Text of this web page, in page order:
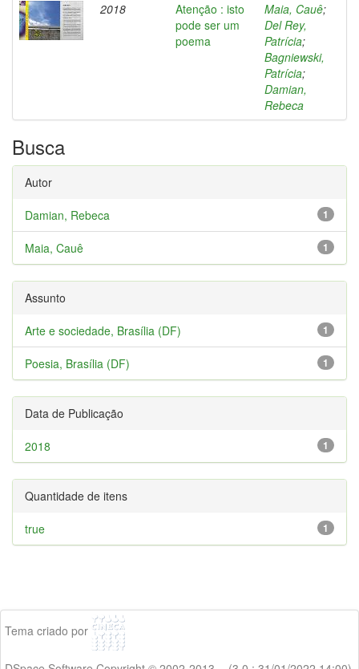
2018
Atenção : isto
pode ser um
poema
Maia, Cauê;
Del Rey,
Patrícia;
Bagniewski,
Patrícia;
Damian,
Rebeca
Busca
Autor
1
Damian, Rebeca
1
Maia, Cauê
Assunto
1
Arte e sociedade, Brasília (DF)
1
Poesia, Brasília (DF)
Data de Publicação
1
2018
Quantidade de itens
1
true
Tema criado por